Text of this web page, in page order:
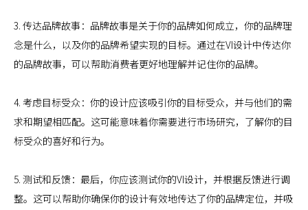
3. 传达品牌故事：品牌故事是关于你的品牌如何成立，你的品牌理
念是什么，以及你的品牌希望实现的目标。通过在VI设计中传达你
的品牌故事，可以帮助消费者更好地理解并记住你的品牌。
4. 考虑目标受众：你的设计应该吸引你的目标受众，并与他们的需
求和期望相匹配。这可能意味着你需要进行市场研究，了解你的目
标受众的喜好和行为。
5. 测试和反馈：最后，你应该测试你的VI设计，并根据反馈进行调
整。这可以帮助你确保你的设计有效地传达了你的品牌定位，并吸